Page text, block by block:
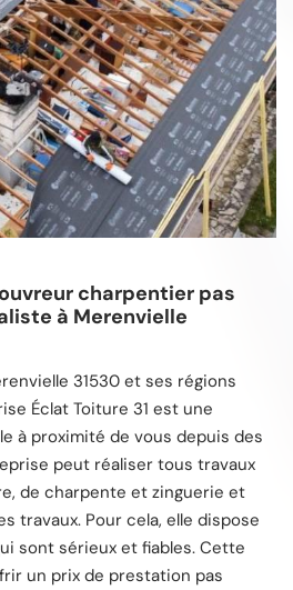
charpentier pas
à Merenvielle
31530 et ses régions
Éclat Toiture 31 est une
à proximité de vous depuis des
peut réaliser tous travaux
de charpente et zinguerie et
travaux. Pour cela, elle dispose
sont sérieux et fiables. Cette
un prix de prestation pas